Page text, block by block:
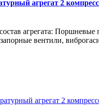
агрегат 2
агрегата: Поршневые
вентили,